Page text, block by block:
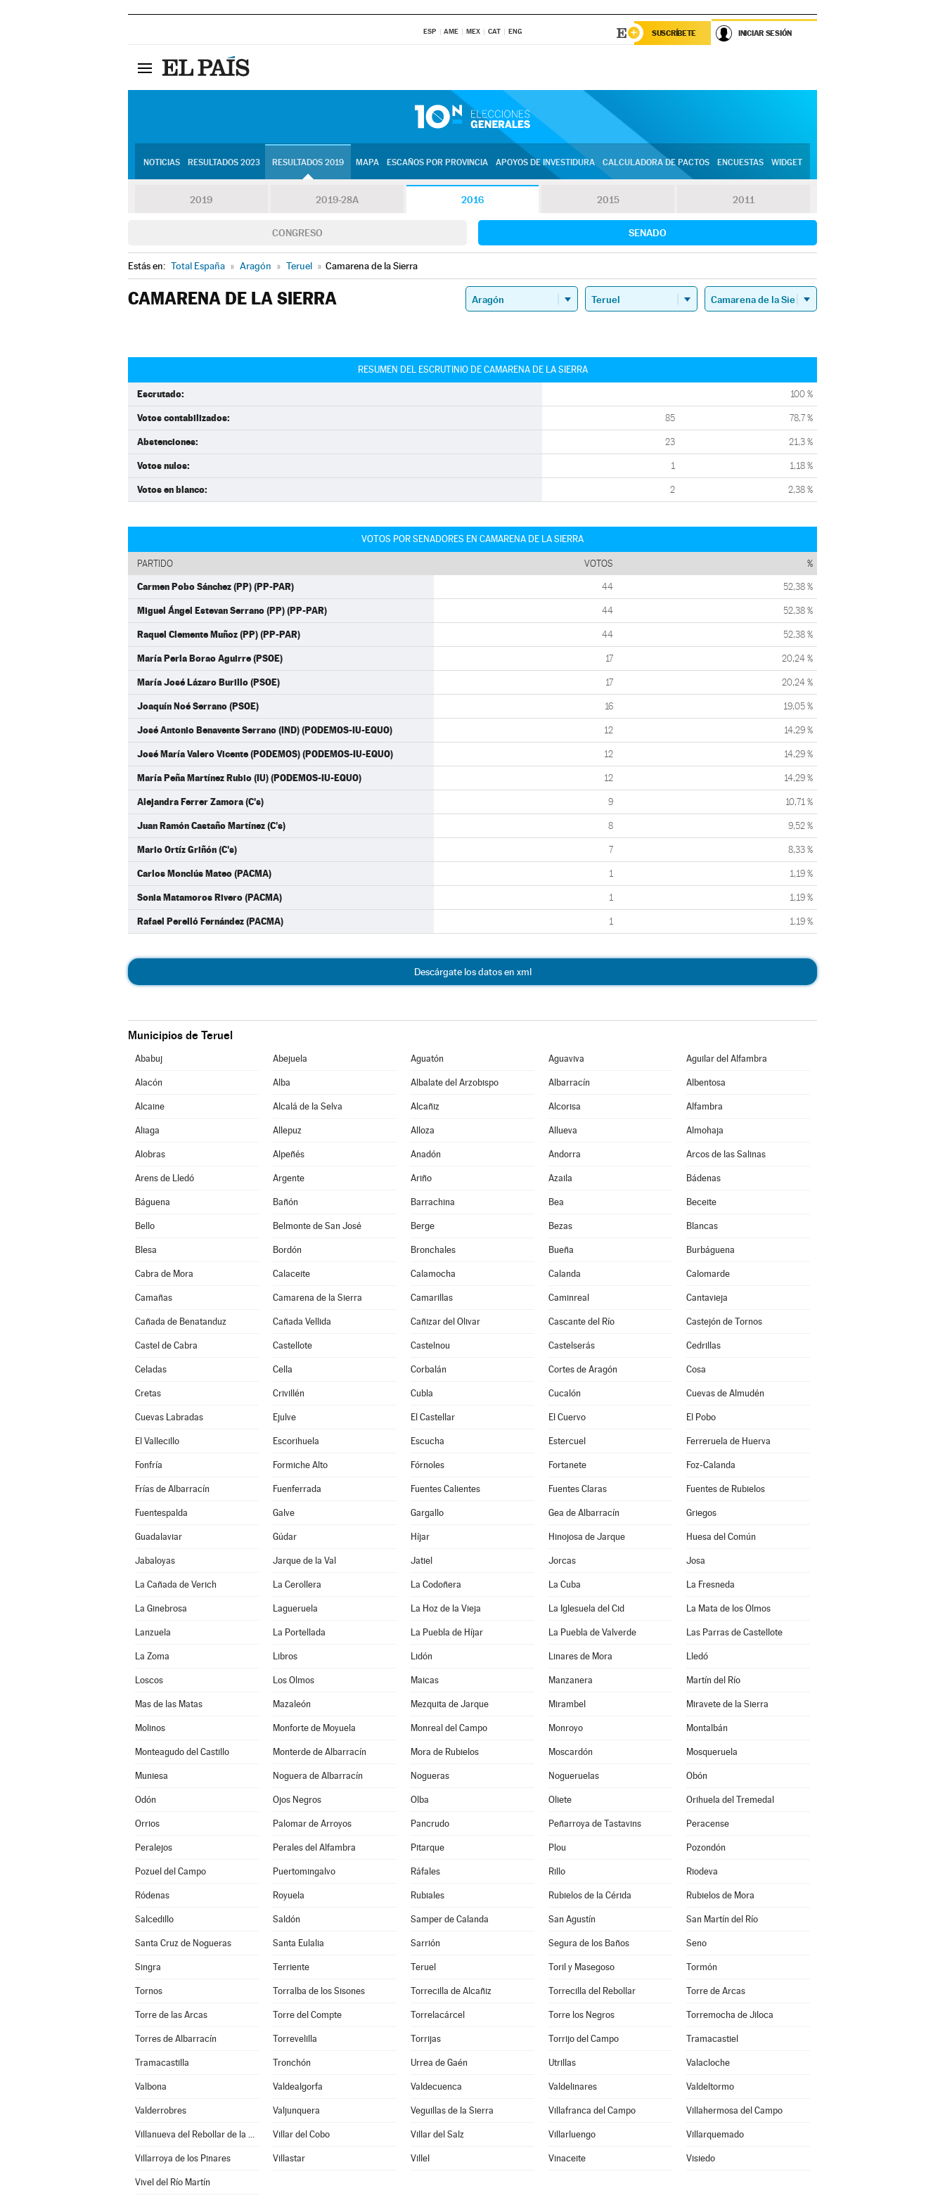
ESP AME MEX CAT ENG SUSCRÍBETE INICIAR SESIÓN
NOTICIAS RESULTADOS 2023 RESULTADOS 2019 MAPA ESCAÑOS POR PROVINCIA APOYOS DE INVESTIDURA CALCULADORA DE PACTOS ENCUESTAS WIDGET
2019 2019-28A 2016 2015 2011
CONGRESO SENADO
Estás en: Total España » Aragón » Teruel » Camarena de la Sierra
CAMARENA DE LA SIERRA
RESUMEN DEL ESCRUTINIO DE CAMARENA DE LA SIERRA
Escrutado: 100 %
Votos contabilizados: 85 78,7 %
Abstenciones: 23 21,3 %
Votos nulos: 1 1,18 %
Votos en blanco: 2 2,38 %
VOTOS POR SENADORES EN CAMARENA DE LA SIERRA
PARTIDO VOTOS %
Carmen Pobo Sánchez (PP) (PP-PAR) 44 52,38 %
Miguel Ángel Estevan Serrano (PP) (PP-PAR) 44 52,38 %
Raquel Clemente Muñoz (PP) (PP-PAR) 44 52,38 %
María Perla Borao Aguirre (PSOE) 17 20,24 %
María José Lázaro Burillo (PSOE) 17 20,24 %
Joaquín Noé Serrano (PSOE) 16 19,05 %
José Antonio Benavente Serrano (IND) (PODEMOS-IU-EQUO) 12 14,29 %
José María Valero Vicente (PODEMOS) (PODEMOS-IU-EQUO) 12 14,29 %
María Peña Martínez Rubio (IU) (PODEMOS-IU-EQUO) 12 14,29 %
Alejandra Ferrer Zamora (C's) 9 10,71 %
Juan Ramón Castaño Martínez (C's) 8 9,52 %
Mario Ortíz Griñón (C's) 7 8,33 %
Carlos Monclús Mateo (PACMA) 1 1,19 %
Sonia Matamoros Rivero (PACMA) 1 1,19 %
Rafael Perelló Fernández (PACMA) 1 1,19 %
Descárgate los datos en xml
Municipios de Teruel
Ababuj Abejuela Aguatón Aguaviva Aguilar del Alfambra
Alacón Alba Albalate del Arzobispo Albarracín Albentosa
Alcaine Alcalá de la Selva Alcañiz Alcorisa Alfambra
Aliaga Allepuz Alloza Allueva Almohaja
Alobras Alpeñés Anadón Andorra Arcos de las Salinas
Arens de Lledó Argente Ariño Azaila Bádenas
Báguena Bañón Barrachina Bea Beceite
Bello Belmonte de San José Berge Bezas Blancas
Blesa Bordón Bronchales Bueña Burbáguena
Cabra de Mora Calaceite Calamocha Calanda Calomarde
Camañas Camarena de la Sierra Camarillas Caminreal Cantavieja
Cañada de Benatanduz Cañada Vellida Cañizar del Olivar Cascante del Río Castejón de Tornos
Castel de Cabra Castellote Castelnou Castelserás Cedrillas
Celadas Cella Corbalán Cortes de Aragón Cosa
Cretas Crivillén Cubla Cucalón Cuevas de Almudén
Cuevas Labradas Ejulve El Castellar El Cuervo El Pobo
El Vallecillo Escorihuela Escucha Estercuel Ferreruela de Huerva
Fonfría Formiche Alto Fórnoles Fortanete Foz-Calanda
Frías de Albarracín Fuenferrada Fuentes Calientes Fuentes Claras Fuentes de Rubielos
Fuentespalda Galve Gargallo Gea de Albarracín Griegos
Guadalaviar Gúdar Híjar Hinojosa de Jarque Huesa del Común
Jabaloyas Jarque de la Val Jatiel Jorcas Josa
La Cañada de Verich La Cerollera La Codoñera La Cuba La Fresneda
La Ginebrosa Lagueruela La Hoz de la Vieja La Iglesuela del Cid La Mata de los Olmos
Lanzuela La Portellada La Puebla de Híjar La Puebla de Valverde Las Parras de Castellote
La Zoma Libros Lidón Linares de Mora Lledó
Loscos Los Olmos Maicas Manzanera Martín del Río
Mas de las Matas Mazaleón Mezquita de Jarque Mirambel Miravete de la Sierra
Molinos Monforte de Moyuela Monreal del Campo Monroyo Montalbán
Monteagudo del Castillo Monterde de Albarracín Mora de Rubielos Moscardón Mosqueruela
Muniesa Noguera de Albarracín Nogueras Nogueruelas Obón
Odón Ojos Negros Olba Oliete Orihuela del Tremedal
Orrios Palomar de Arroyos Pancrudo Peñarroya de Tastavins Peracense
Peralejos Perales del Alfambra Pitarque Plou Pozondón
Pozuel del Campo Puertomingalvo Ráfales Rillo Riodeva
Ródenas Royuela Rubiales Rubielos de la Cérida Rubielos de Mora
Salcedillo Saldón Samper de Calanda San Agustín San Martín del Río
Santa Cruz de Nogueras Santa Eulalia Sarrión Segura de los Baños Seno
Singra Terriente Teruel Toril y Masegoso Tormón
Tornos Torralba de los Sisones Torrecilla de Alcañiz Torrecilla del Rebollar Torre de Arcas
Torre de las Arcas Torre del Compte Torrelacárcel Torre los Negros Torremocha de Jiloca
Torres de Albarracín Torrevelilla Torrijas Torrijo del Campo Tramacastiel
Tramacastilla Tronchón Urrea de Gaén Utrillas Valacloche
Valbona Valdealgorfa Valdecuenca Valdelinares Valdeltormo
Valderrobres Valjunquera Veguillas de la Sierra Villafranca del Campo Villahermosa del Campo
Villanueva del Rebollar de la Sierra Villar del Cobo Villar del Salz Villarluengo Villarquemado
Villarroya de los Pinares Villastar Villel Vinaceite Visiedo
Vivel del Río Martín